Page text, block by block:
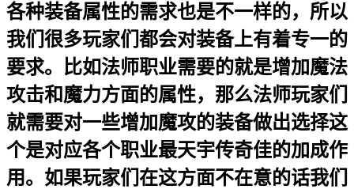
各种装备属性的需求也是不一样的，所以
我们很多玩家们都会对装备上有着专一的
要求。比如法师职业需要的就是增加魔法
攻击和魔力方面的属性，那么法师玩家们
就需要对一些增加魔攻的装备做出选择这
个是对应各个职业最天宇传奇佳的加成作
用。如果玩家们在这方面不在意的话我们